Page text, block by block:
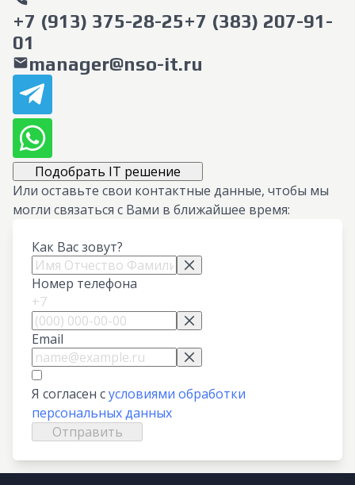
+7 (913) 375-28-25+7 (383) 207-91-
01
manager@nso-it.ru
Подобрать IT решение
Или оставьте свои контактные данные, чтобы мы
могли связаться с Вами в ближайшее время:
Как Вас зовут?
Номер телефона
+7
Email
Я согласен сусловиями обработки
персональных данных
Отправить